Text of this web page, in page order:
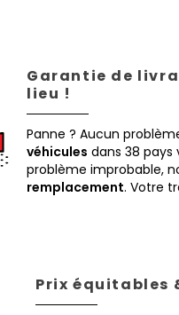
Garantie de
lieu !
Panne ? Aucun
véhicules dans 38
problème improbable,
remplacement. Votre
Prix équitables